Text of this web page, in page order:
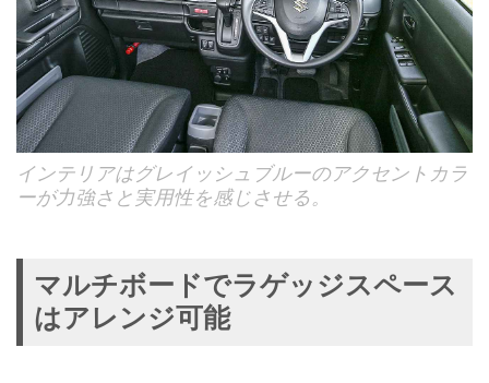
インテリアはグレイッシュブルーのアクセントカラ
ーが力強さと実用性を感じさせる。
マルチボードでラゲッジスペース
はアレンジ可能